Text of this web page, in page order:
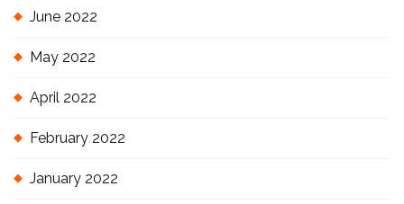
June 2022
May 2022
April 2022
February 2022
January 2022